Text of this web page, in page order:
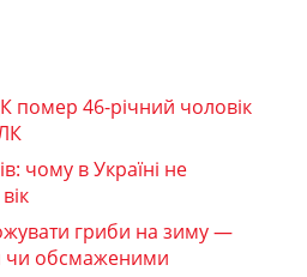
помер 46-річний чоловік
чому в Україні не
гриби на зиму —
чи обсмаженими